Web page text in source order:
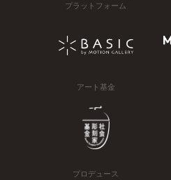
プラットフォーム
アート基金
プロデュース